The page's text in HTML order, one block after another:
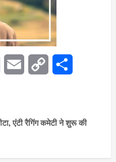
Email
Copy
एंटी रैगिंग कमेटी ने शुरू की